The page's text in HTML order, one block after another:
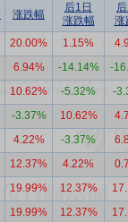
涨跌幅
后1日
涨跌幅
涨
20.00% 1.15%
6.94% -14.14% -
10.62% -5.32% -
-3.37% 10.62%
4.22% -3.37%
12.37% 4.22%
19.99% 12.37%
19.99% 12.37%